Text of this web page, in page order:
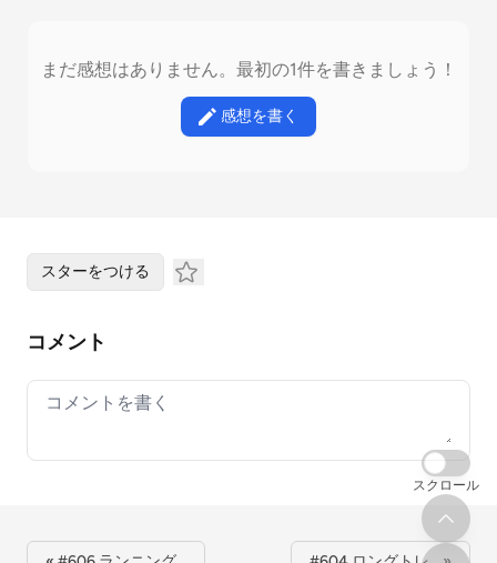
まだ感想はありません。最初の1件を書きましょう！
感想を書く
スターをつける
コメント
Your comment
スクロール